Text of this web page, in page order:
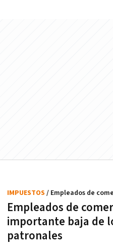
Empleados de
importante baja de
patronales
IMPUESTOS / Empleados de